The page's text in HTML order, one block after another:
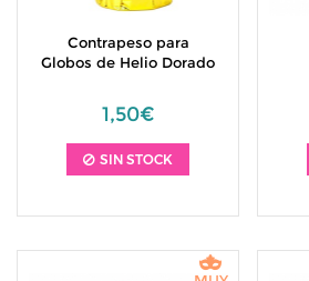
Contrapeso para
Globos de Helio Dorado
1,50€
SIN STOCK